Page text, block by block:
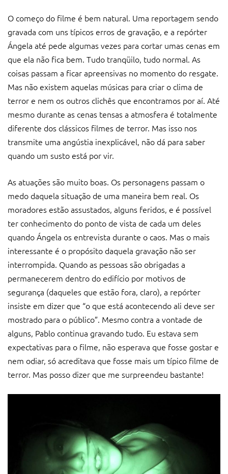
O começo do filme é bem natural. Uma reportagem sendo
gravada com uns típicos erros de gravação, e a repórter
Ángela até pede algumas vezes para cortar umas cenas em
que ela não fica bem. Tudo tranqüilo, tudo normal. As
coisas passam a ficar apreensivas no momento do resgate.
Mas não existem aquelas músicas para criar o clima de
terror e nem os outros clichês que encontramos por aí. Até
mesmo durante as cenas tensas a atmosfera é totalmente
diferente dos clássicos filmes de terror. Mas isso nos
transmite uma angústia inexplicável, não dá para saber
quando um susto está por vir.
As atuações são muito boas. Os personagens passam o
medo daquela situação de uma maneira bem real. Os
moradores estão assustados, alguns feridos, e é possível
ter conhecimento do ponto de vista de cada um deles
quando Ángela os entrevista durante o caos. Mas o mais
interessante é o propósito daquela gravação não ser
interrompida. Quando as pessoas são obrigadas a
permanecerem dentro do edifício por motivos de
segurança (daqueles que estão fora, claro), a repórter
insiste em dizer que “o que está acontecendo ali deve ser
mostrado para o público”. Mesmo contra a vontade de
alguns, Pablo continua gravando tudo. Eu estava sem
expectativas para o filme, não esperava que fosse gostar e
nem odiar, só acreditava que fosse mais um típico filme de
terror. Mas posso dizer que me surpreendeu bastante!